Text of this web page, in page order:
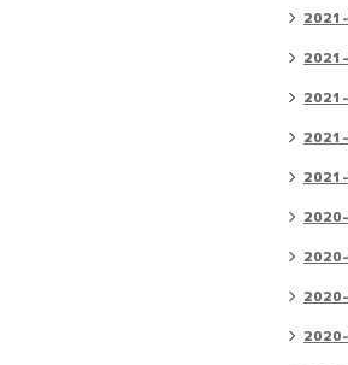
2021-
2021-
2021-
2021-
2021-
2020-
2020-
2020-
2020-